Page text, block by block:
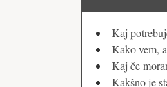
Kaj
Kako vem,
Kaj če
Kakšno je